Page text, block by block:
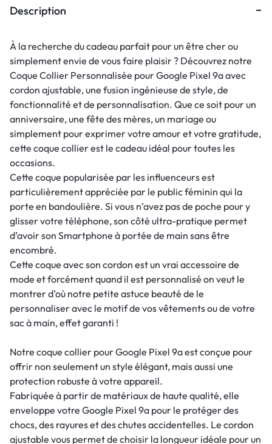
Description
À la recherche du cadeau parfait pour un être cher ou
simplement envie de vous faire plaisir ? Découvrez notre
Coque Collier Personnalisée pour Google Pixel 9a avec
cordon ajustable, une fusion ingénieuse de style, de
fonctionnalité et de personnalisation. Que ce soit pour un
anniversaire, une fête des mères, un mariage ou
simplement pour exprimer votre amour et votre gratitude,
cette coque collier est le cadeau idéal pour toutes les
occasions.
Cette coque popularisée par les influenceurs est
particulièrement appréciée par le public féminin qui la
porte en bandoulière. Si vous n’avez pas de poche pour y
glisser votre téléphone, son côté ultra-pratique permet
d’avoir son Smartphone à portée de main sans être
encombré.
Cette coque avec son cordon est un vrai accessoire de
mode et forcément quand il est personnalisé on veut le
montrer d’où notre petite astuce beauté de le
personnaliser avec le motif de vos vêtements ou de votre
sac à main, effet garanti !
Notre coque collier pour Google Pixel 9a est conçue pour
offrir non seulement un style élégant, mais aussi une
protection robuste à votre appareil.
Fabriquée à partir de matériaux de haute qualité, elle
enveloppe votre Google Pixel 9a pour le protéger des
chocs, des rayures et des chutes accidentelles. Le cordon
ajustable vous permet de choisir la longueur idéale pour un